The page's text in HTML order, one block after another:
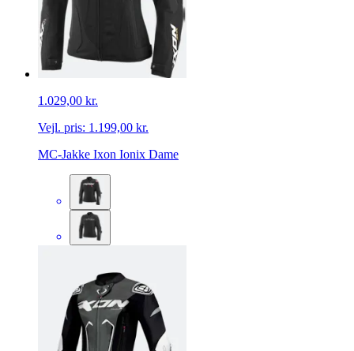
1.029,00 kr.
Vejl. pris: 1.199,00 kr.
MC-Jakke Ixon Ionix Dame